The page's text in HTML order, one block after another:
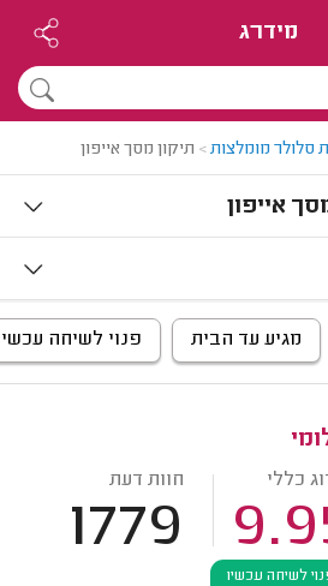
מידרג
סלולר מומלצות> תיקון מסך אייפון
אייפון
מגיע עד הבית פנוי לשיחה
כללי חוות דעת
1779
לשיחה עכשיו